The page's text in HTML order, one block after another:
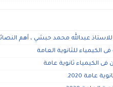
عبدالله محمد حبشي ، أهم النصائح
الكيمياء للثانوية العامة
فى الكيمياء ثانوية عامة
عامة 2020.